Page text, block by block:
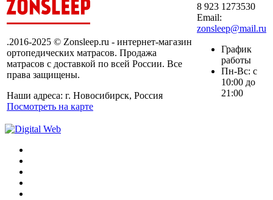
.2016-2025 © Zonsleep.ru - интернет-магазин
ортопедических матрасов. Продажа
матрасов с доставкой по всей России. Все
права защищены.
Наши адреса: г. Новосибирск, Россия
Посмотреть на карте
8 923 1273530
Email:
zonsleep@mail.ru
График
работы
Пн-Вс: с
10:00 до
21:00